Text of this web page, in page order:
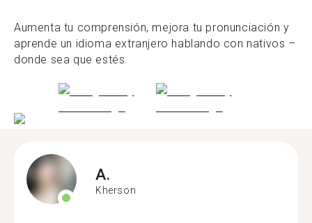
Aumenta tu comprensión, mejora tu pronunciación y
aprende un idioma extranjero hablando con nativos –
donde sea que estés.
A.
Kherson